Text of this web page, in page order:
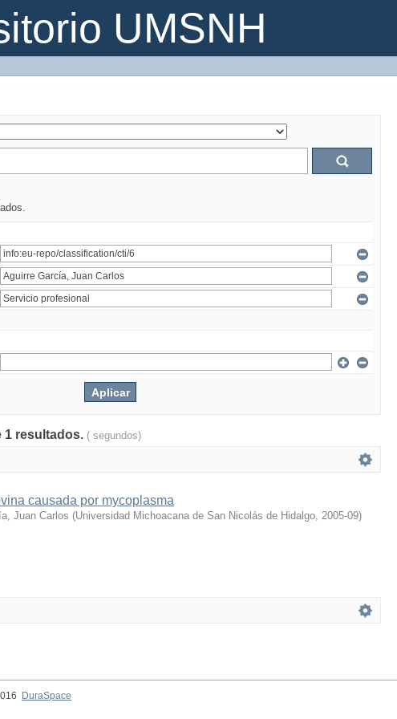
UMSNH
1 resultados. ( segundos)
causada por mycoplasma
Juan Carlos (Universidad Michoacana de San Nicolás de Hidalgo, 2005-09)
DuraSpace